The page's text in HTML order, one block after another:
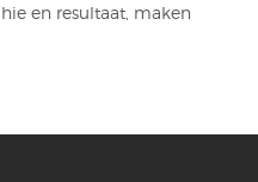
en resultaat, maken